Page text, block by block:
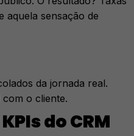
aquela sensação de
da jornada real.
o cliente.
do CRM